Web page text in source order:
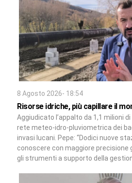
8 Agosto 2026- 18:54
Risorse idriche, più capillare il
Aggiudicato l’appalto da 1,1 milioni
rete meteo-idro-pluviometrica dei
invasi lucani. Pepe: “Dodici nuove
conoscere con maggiore precisione
gli strumenti a supporto della